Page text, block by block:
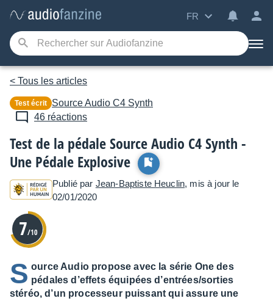
FR
< Tous les articles
Test écrit Source Audio C4 Synth
46 réactions
Test de la pédale Source Audio C4 Synth -
Une Pédale Explosive
Publié par Jean-Baptiste Heuclin, mis à jour le
02/01/2020
7/10
S ource Audio propose avec la série One des
pédales d’effets équipées d’entrées/sorties
stéréo, d’un processeur puissant qui assure une